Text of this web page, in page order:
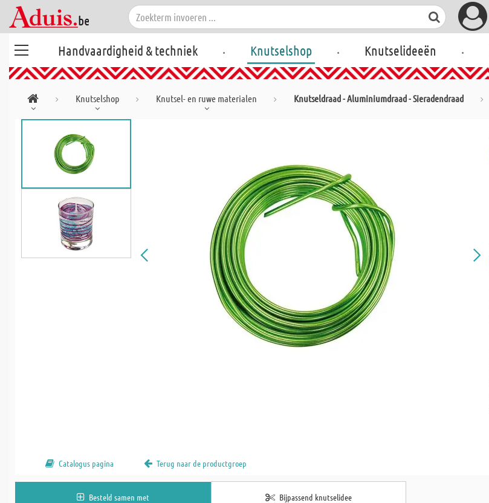
Handvaardigheid & techniek . Knutselshop . Knutselideeën .
Knutselshop Knutsel- en ruwe materialen Knutseldraad - Aluminiumdraad - Sieradendraad
Catalogus pagina Terug naar de productgroep
Besteld samen met Bijpassend knutselidee